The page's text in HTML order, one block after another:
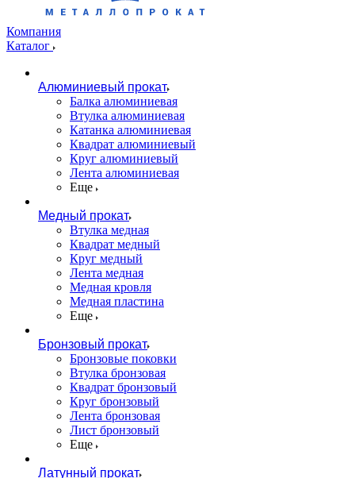
Компания
Каталог
Алюминиевый прокат
Балка алюминиевая
Втулка алюминиевая
Катанка алюминиевая
Квадрат алюминиевый
Круг алюминиевый
Лента алюминиевая
Еще
Медный прокат
Втулка медная
Квадрат медный
Круг медный
Лента медная
Медная кровля
Медная пластина
Еще
Бронзовый прокат
Бронзовые поковки
Втулка бронзовая
Квадрат бронзовый
Круг бронзовый
Лента бронзовая
Лист бронзовый
Еще
Латунный прокат